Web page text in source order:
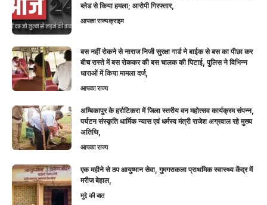
ब्लेड से किया हमला; आरोपी गिरफ्तार,
आपका राज्यक्राइम
बस नहीं रोकने से नाराज निजी सुरक्षा गार्ड ने बाईक से बस का पीछा कर
बीच रास्ते में बस रोककर की बस चालक की पिटाई, पुलिस ने विभिन्न
धाराओं में किया मामला दर्ज,
आपका राज्य
अम्बिकापुर के हर्राटिकरा में जिला स्तरीय वन महोत्सव कार्यक्रम संपन्न,
पर्यटन संस्कृति धार्मिक न्यास एवं धर्मस्व मंत्री राजेश अग्रवाल रहे मुख्य
अतिथि,
आपका राज्य
एक महीने से ठप आयुष्मान सेवा, गुमगराकला प्राथमिक स्वास्थ्य केंद्र में
मरीज बेहाल,
मुद्दे की बात